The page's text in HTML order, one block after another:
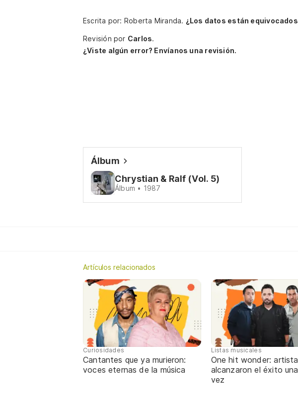
Escrita por: Roberta Miranda. ¿Los datos están
Revisión por Carlos.
¿Viste algún error? Envíanos una revisión.
Álbum
Chrystian & Ralf (Vol. 5)
Álbum • 1987
Artículos relacionados
Curiosidades
Cantantes que ya murieron:
voces eternas de la música
Listas musicales
One hit wonder:
alcanzaron el éxito
vez